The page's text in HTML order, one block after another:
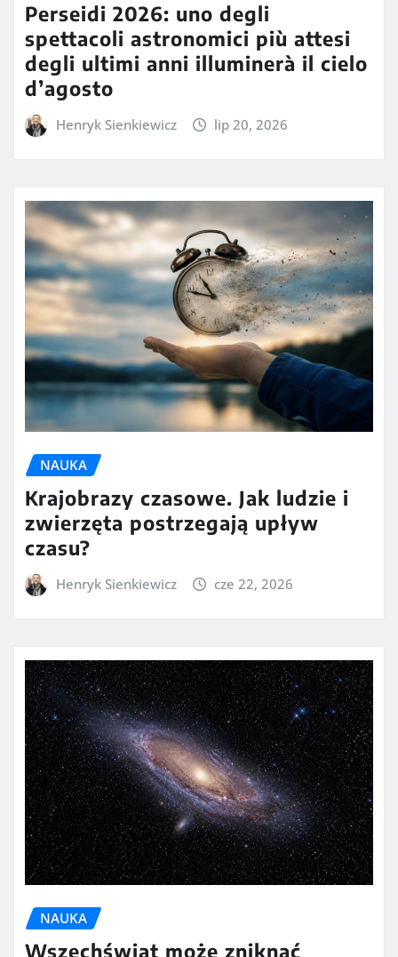
Perseidi 2026: uno degli
spettacoli astronomici più attesi
degli ultimi anni illuminerà il cielo
d’agosto
Henryk Sienkiewicz lip 20, 2026
NAUKA
Krajobrazy czasowe. Jak ludzie i
zwierzęta postrzegają upływ
czasu?
Henryk Sienkiewicz cze 22, 2026
NAUKA
Wszechświat może zniknąć